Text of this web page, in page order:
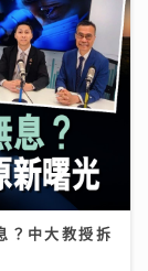
？中大教授拆